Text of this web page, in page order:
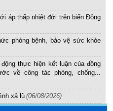
áp thấp nhiệt đới trên biển Đông
phòng bệnh, bảo vệ sức khỏe
thực hiện kết luận của đồng
về công tác phòng, chống...
xả lũ (06/08/2026)